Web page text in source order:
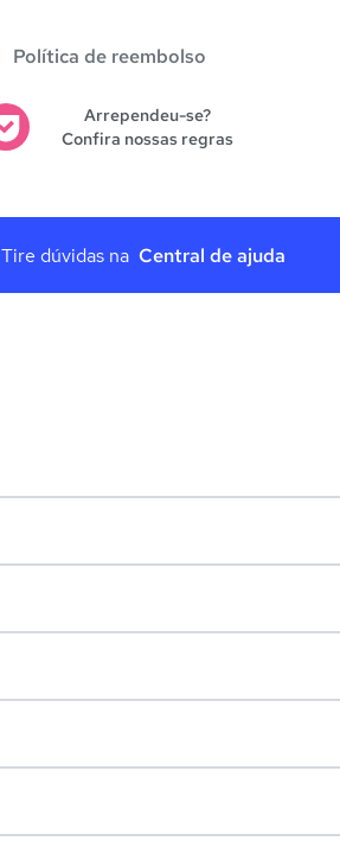
Política de reembolso
Arrependeu-se?
Confira nossas regras
Tire dúvidas na Central de ajuda